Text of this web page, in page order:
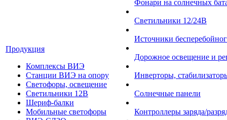
Продукция
Комплексы ВИЭ
Станции ВИЭ на опору
Светофоры, освещение
Светильники 12В
Шериф-балки
Мобильные светофоры
Фонари на солнечных
Светильники 12/24В
Источники
Дорожное освещение и
Инверторы,
Солнечные панели
Контроллеры заряда/